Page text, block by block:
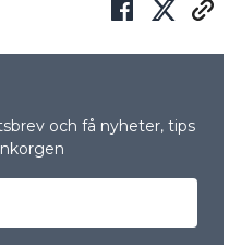
och få nyheter, tips